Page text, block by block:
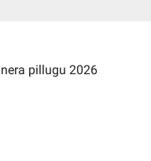
pillugu 2026